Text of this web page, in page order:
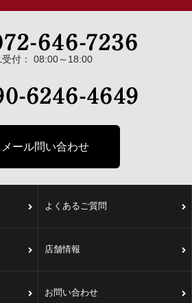
受付： 08:00～18:00
メール問い合わせ
よくあるご質問
店舗情報
お問い合わせ